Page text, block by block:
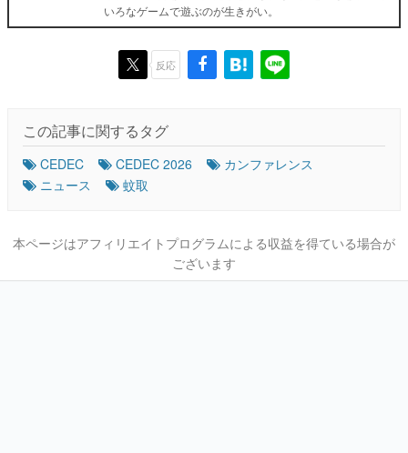
いろなゲームで遊ぶのが生きがい。
反応
この記事に関するタグ
CEDEC CEDEC 2026
カンファレンス
ニュース
蚊取
本ページはアフィリエイトプログラムによる収益を得ている場合が
ございます